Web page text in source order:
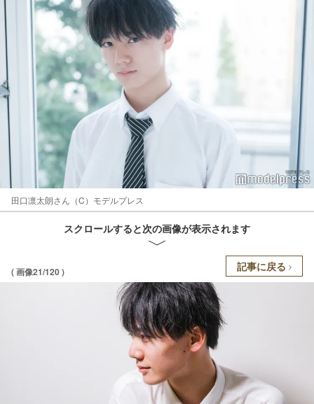
田口凛太朗さん（C）モデルプレス
スクロールすると次の画像が表示されます
( 画像21/120 ) 記事に戻る